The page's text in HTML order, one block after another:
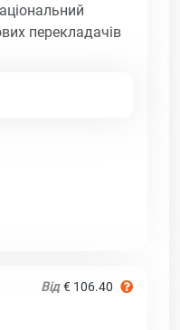
перекладачів
Від € 106.40